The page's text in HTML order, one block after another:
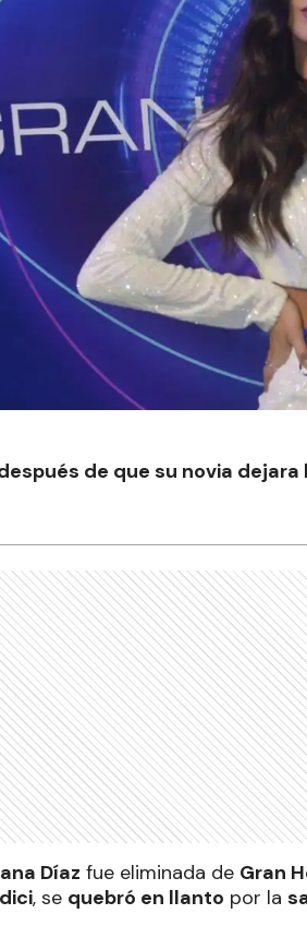
de que su novia
Díaz fue eliminada de Gran
, se quebró en llanto por la